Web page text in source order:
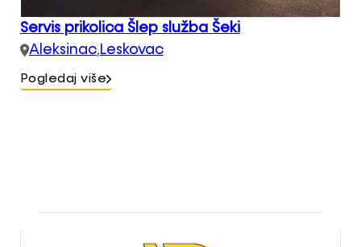
Servis prikolica Šlep služba Šeki
Aleksinac,Leskovac
Pogledaj više